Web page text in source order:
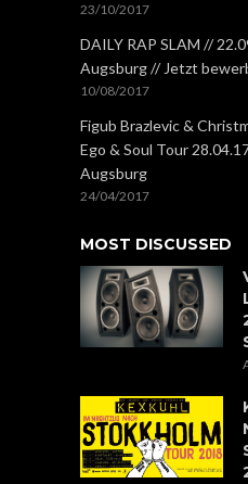
23/10/2017
DAILY RAP SLAM //
Augsburg // Jetzt
10/08/2017
Figub Brazlevic &
Ego & Soul Tour
Augsburg
24/04/2017
MOST DISCUSSED